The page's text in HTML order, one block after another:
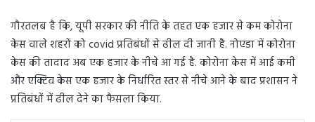
गौरतलब है कि, यूपी सरकार की नीति के तहत एक हजार से कम कोरोना
केस वाले शहरों को covid प्रतिबंधों से ढील दी जानी है. नोएडा में कोरोना
केस की तादाद अब एक हजार के नीचे आ गई है. कोरोना केस में आई कमी
और एक्टिव केस एक हजार के निर्धारित स्तर से नीचे आने के बाद प्रशासन ने
प्रतिबंधों में ढील देने का फैसला किया.